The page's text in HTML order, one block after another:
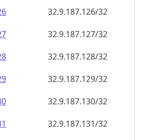
32.9.187.126/32
32.9.187.127/32
32.9.187.128/32
32.9.187.129/32
32.9.187.130/32
32.9.187.131/32